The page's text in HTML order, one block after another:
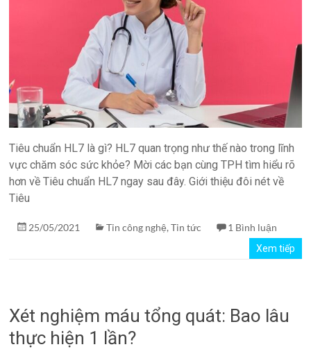
Tiêu chuẩn HL7 là gì? HL7 quan trọng như thế nào trong lĩnh
vực chăm sóc sức khỏe? Mời các bạn cùng TPH tìm hiểu rõ
hơn về Tiêu chuẩn HL7 ngay sau đây. Giới thiệu đôi nét về
Tiêu
25/05/2021 Tin công nghệ,Tin tức 1 Bình luận
Xem tiếp
Xét nghiệm máu tổng quát: Bao lâu
thực hiện 1 lần?